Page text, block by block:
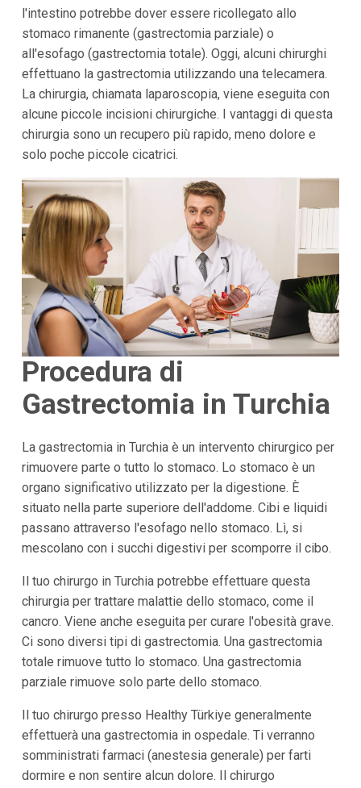
l'intestino potrebbe dover essere ricollegato allo
stomaco rimanente (gastrectomia parziale) o
all'esofago (gastrectomia totale). Oggi, alcuni chirurghi
effettuano la gastrectomia utilizzando una telecamera.
La chirurgia, chiamata laparoscopia, viene eseguita con
alcune piccole incisioni chirurgiche. I vantaggi di questa
chirurgia sono un recupero più rapido, meno dolore e
solo poche piccole cicatrici.
Procedura di
Gastrectomia in Turchia
La gastrectomia in Turchia è un intervento chirurgico per
rimuovere parte o tutto lo stomaco. Lo stomaco è un
organo significativo utilizzato per la digestione. È
situato nella parte superiore dell'addome. Cibi e liquidi
passano attraverso l'esofago nello stomaco. Lì, si
mescolano con i succhi digestivi per scomporre il cibo.
Il tuo chirurgo in Turchia potrebbe effettuare questa
chirurgia per trattare malattie dello stomaco, come il
cancro. Viene anche eseguita per curare l'obesità grave.
Ci sono diversi tipi di gastrectomia. Una gastrectomia
totale rimuove tutto lo stomaco. Una gastrectomia
parziale rimuove solo parte dello stomaco.
Il tuo chirurgo presso Healthy Türkiye generalmente
effettuerà una gastrectomia in ospedale. Ti verranno
somministrati farmaci (anestesia generale) per farti
dormire e non sentire alcun dolore. Il chirurgo